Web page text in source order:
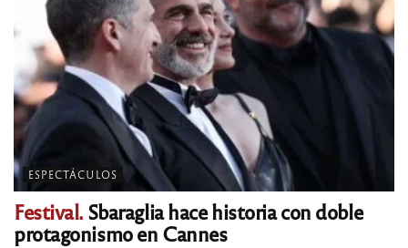
ESPECTÁCULOS
Festival. Sbaraglia hace historia con doble
protagonismo en Cannes